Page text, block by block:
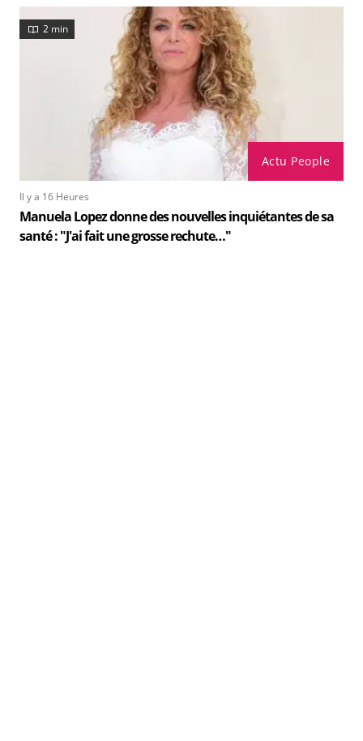
Actu People
2 min
Il y a 16 Heures
Manuela Lopez donne des nouvelles inquiétantes de sa
santé : "J'ai fait une grosse rechute…"